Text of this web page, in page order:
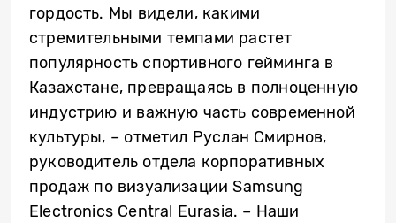
гордость. Мы видели, какими
стремительными темпами растет
популярность спортивного гейминга в
Казахстане, превращаясь в полноценную
индустрию и важную часть современной
культуры, – отметил Руслан Смирнов,
руководитель отдела корпоративных
продаж по визуализации Samsung
Electronics Central Eurasia. – Наши